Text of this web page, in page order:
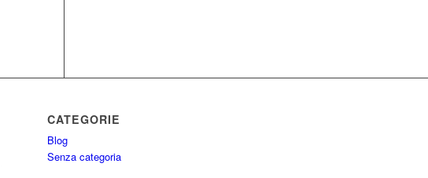
CATEGORIE
Blog
Senza categoria